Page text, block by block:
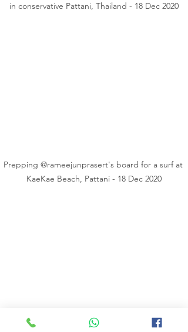
in conservative Pattani, Thailand - 18 Dec 2020
Prepping @rameejunprasert's board for a surf at
KaeKae Beach, Pattani - 18 Dec 2020